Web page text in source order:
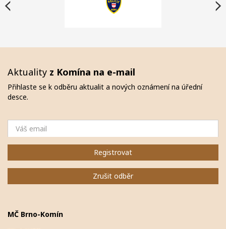
Aktuality z Komína na e-mail
Přihlaste se k odběru aktualit a nových oznámení na úřední
desce.
Registrovat
Zrušit odběr
MČ Brno-Komín